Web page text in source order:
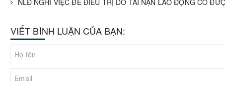
NLĐ NGHỈ VIỆC ĐỂ ĐIỀU TRỊ DO TAI NẠN LAO ĐỘNG CÓ
VIẾT BÌNH LUẬN CỦA BẠN: